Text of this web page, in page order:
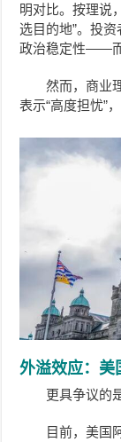
明对比。按理说
选目的地”。投
政治稳定性——而
然而，商业
表示“高度担忧”
外溢效应：美
更具争议的
目前，美国